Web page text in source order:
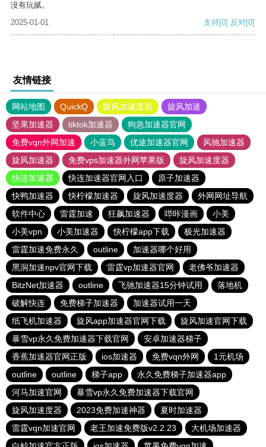
没有玩腻。
2025-01-01
支持[0] 反对[0]
友情链接
网站地图 QuickQ 旋风加速度器
旋风加速
坚果加速器
tiktok加速器
狗急加速器官网
免费vqn外网加速
小蓝鸟 优途加速器官网
风驰加速器
旋风加速器
免费vps加速器外网苹果版
旋风加速度器
快连加速器
快连加速器官网入口
原子加速器
快鸭加速器
快柠檬加速器 旋风加速度器
外网网址导航
软件中心
雷霆加速 狂飙加速器 哔咔漫画
小美
小美vpn
小美加速器 快柠檬app下载
极光加速器
雷霆加速免费永久
outline
加速器哪个好用
黑洞加速npv官网下载
雷霆vp加速器官网
老佛爷加速器
BitzNet加速器
outline 飞驰加速器15分钟试用
落地机
破解快连
免费梯子加速器
加速器试用一天
纸飞机加速器
旋风app加速器官网下载
旋风加速官网下载
暴雪vp永久免费加速器下载官网
安卓加速器梯子
香蕉加速器官网正版
ios加速器 免费vqn外网
1元机场
outline
outline 梯子app
永久免费梯子加速器app
河马加速官网
暴雪vp永久免费加速器下载官网
旋风加速度器
2023免费加速神器
夏时加速器
雷霆vqn加速官网
老王加速免费版v2.2.23
大机场加速器